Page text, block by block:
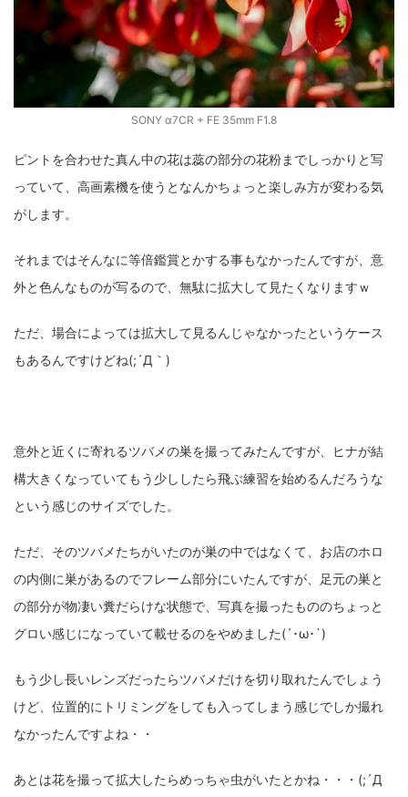
SONY α7CR + FE 35mm F1.8
ピントを合わせた真ん中の花は蕊の部分の花粉までしっかりと写
っていて、高画素機を使うとなんかちょっと楽しみ方が変わる気
がします。
それまではそんなに等倍鑑賞とかする事もなかったんですが、意
外と色んなものが写るので、無駄に拡大して見たくなりますｗ
ただ、場合によっては拡大して見るんじゃなかったというケース
もあるんですけどね(;´Д｀)
意外と近くに寄れるツバメの巣を撮ってみたんですが、ヒナが結
構大きくなっていてもう少ししたら飛ぶ練習を始めるんだろうな
という感じのサイズでした。
ただ、そのツバメたちがいたのが巣の中ではなくて、お店のホロ
の内側に巣があるのでフレーム部分にいたんですが、足元の巣と
の部分が物凄い糞だらけな状態で、写真を撮ったもののちょっと
グロい感じになっていて載せるのをやめました(´･ω･`)
もう少し長いレンズだったらツバメだけを切り取れたんでしょう
けど、位置的にトリミングをしても入ってしまう感じでしか撮れ
なかったんですよね・・
あとは花を撮って拡大したらめっちゃ虫がいたとかね・・・(;´Д